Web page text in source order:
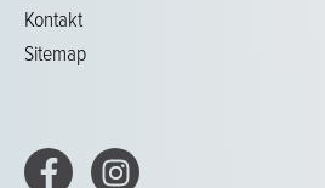
Kontakt
Sitemap